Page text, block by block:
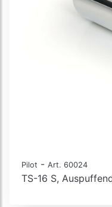
Pilot - Art. 60024
TS-16 S,